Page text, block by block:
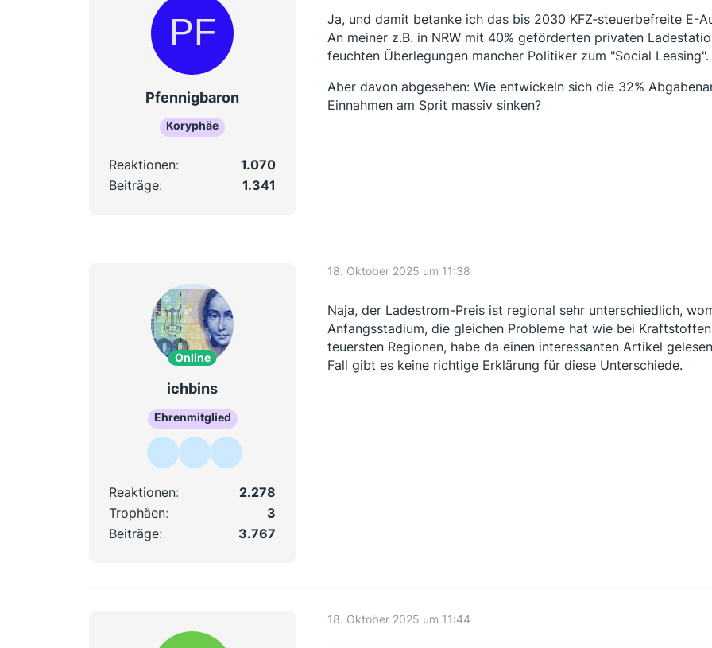
Pfennigbaron
Koryphäe
Reaktionen
1.070
Beiträge
1.341
Ja, und damit betanke ich das bis 2030 KFZ-steuerbefreite E-
An meiner z.B. in NRW mit 40% geförderten privaten
feuchten Überlegungen mancher Politiker zum "Social Leasing".
Aber davon abgesehen: Wie entwickeln sich die 32%
Einnahmen am Sprit massiv sinken?
Online
ichbins
Ehrenmitglied
Reaktionen
2.278
Trophäen
3
Beiträge
3.767
18. Oktober 2025 um 11:38
Naja, der Ladestrom-Preis ist regional sehr unterschiedlich,
Anfangsstadium, die gleichen Probleme hat wie bei
teuersten Regionen, habe da einen interessanten Artikel
Fall gibt es keine richtige Erklärung für diese Unterschiede.
18. Oktober 2025 um 11:44